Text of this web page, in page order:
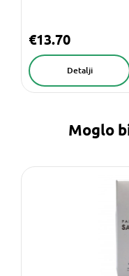
€13.70
Detalji
Moglo